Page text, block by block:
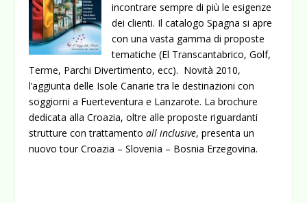
incontrare sempre di più le esigenze
dei clienti. Il catalogo Spagna si apre
con una vasta gamma di proposte
tematiche (El Transcantabrico, Golf,
Terme, Parchi Divertimento, ecc). Novità 2010,
l’aggiunta delle Isole Canarie tra le destinazioni con
soggiorni a Fuerteventura e Lanzarote. La brochure
dedicata alla Croazia, oltre alle proposte riguardanti
strutture con trattamentoall inclusive, presenta un
nuovo tour Croazia – Slovenia – Bosnia Erzegovina.